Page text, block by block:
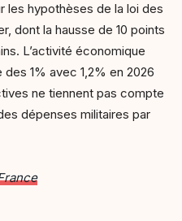
les hypothèses de la loi des
dont la hausse de 10 points
L’activité économique
1% avec 1,2% en 2026
ne tiennent pas compte
dépenses militaires par